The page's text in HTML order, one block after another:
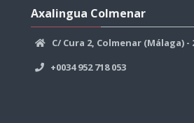
Axalingua Colmenar
C/ Cura 2, Colmenar (Málaga) -
+0034 952 718 053